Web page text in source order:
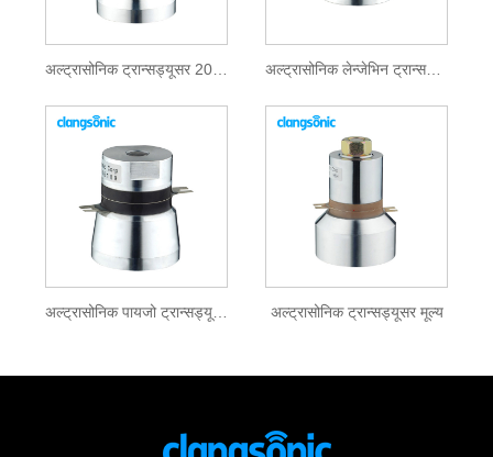
अल्ट्रासोनिक ट्रान्सड्यूसर 20khz अल्ट्रासोनिक लेन्जेभिन ट्रान्सड्यूसर
अल्ट्रासोनिक पायजो ट्रान्सड्यूसर अल्ट्रासोनिक ट्रान्सड्यूसर मूल्य